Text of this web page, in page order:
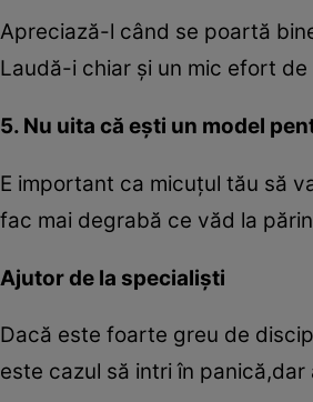
Apreciază-l când se poartă
Laudă-i chiar şi un mic efort
5. Nu uita că eşti un model
E important ca micuţul tău să
fac mai degrabă ce văd la
Ajutor de la specialişti
Dacă este foarte greu de
este cazul să intri în